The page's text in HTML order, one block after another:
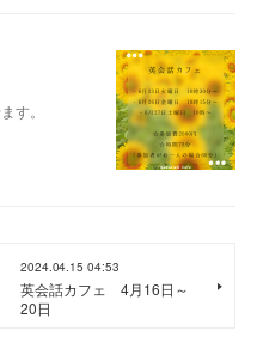
す。
2024.04.15 04:53
英会話カフェ 4月16日～
20日